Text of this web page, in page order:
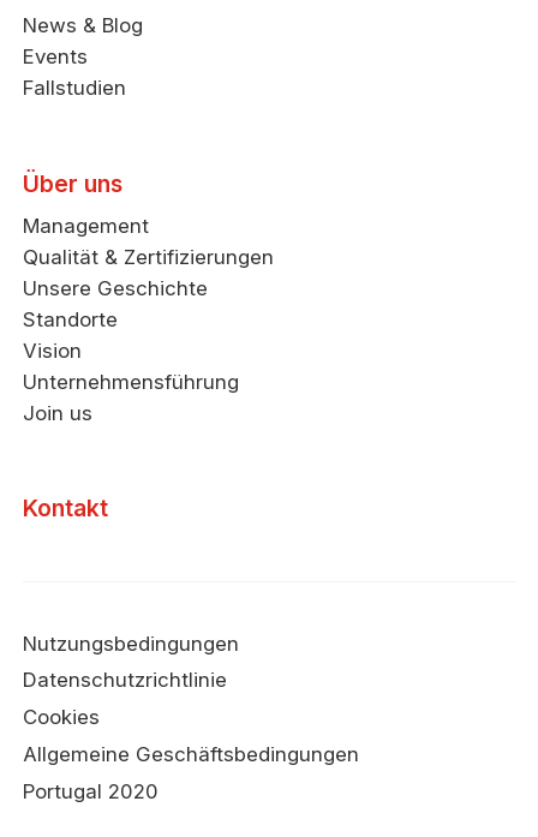
News & Blog
Events
Fallstudien
Über uns
Management
Qualität & Zertifizierungen
Unsere Geschichte
Standorte
Vision
Unternehmensführung
Join us
Kontakt
Nutzungsbedingungen
Datenschutzrichtlinie
Cookies
Allgemeine Geschäftsbedingungen
Portugal 2020